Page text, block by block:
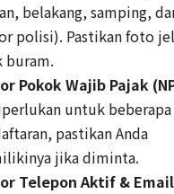
belakang, samping,
polisi). Pastikan foto
buram.
Pokok Wajib Pajak
untuk
pastikan Anda
jika diminta.
Telepon Aktif &